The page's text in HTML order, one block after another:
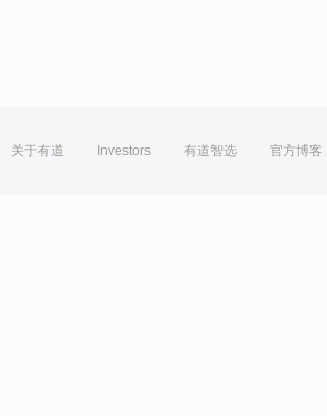
关于有道 Investors 有道智选 官方博客